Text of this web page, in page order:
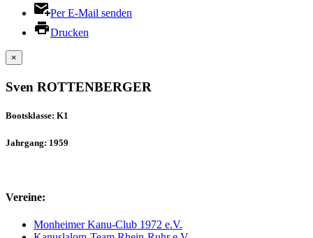
Per E-Mail senden
Drucken
×
Sven ROTTENBERGER
Bootsklasse: K1
Jahrgang: 1959
Vereine:
Monheimer Kanu-Club 1972 e.V.